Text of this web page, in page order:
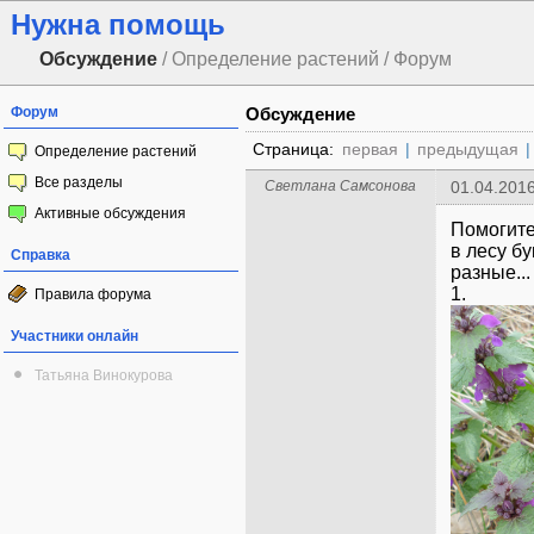
Нужна помощь
Обсуждение / Определение растений / Форум
Форум
Определение растений
Все разделы
Активные обсуждения
Справка
Правила форума
Участники онлайн
Татьяна Винокурова
Обсуждение
Страница: первая | предыдущая |
Светлана Самсонова
в лесу
разные...
1.